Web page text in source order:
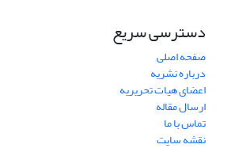
دسترسی سریع
صفحه اصلی
درباره نشریه
اعضای هیات تحریریه
ارسال مقاله
تماس با ما
نقشه سایت